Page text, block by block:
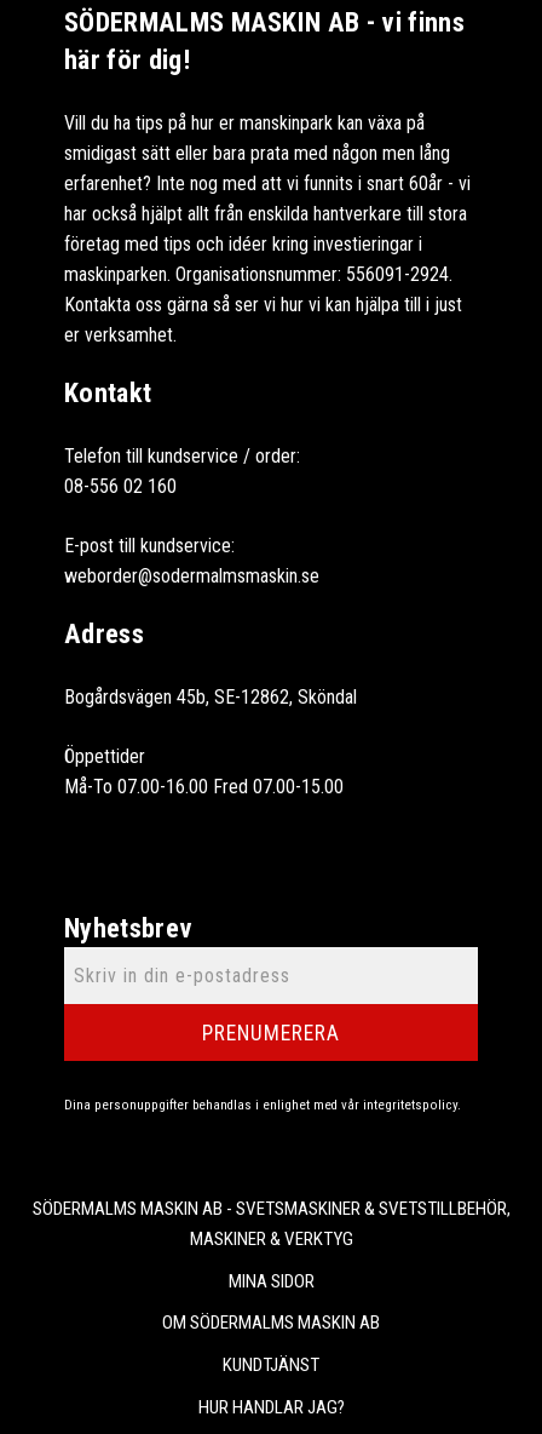
SÖDERMALMS MASKIN AB - vi finns
här för dig!
Vill du ha tips på hur er manskinpark kan växa på
smidigast sätt eller bara prata med någon men lång
erfarenhet? Inte nog med att vi funnits i snart 60år - vi
har också hjälpt allt från enskilda hantverkare till stora
företag med tips och idéer kring investieringar i
maskinparken. Organisationsnummer: 556091-2924.
Kontakta oss gärna så ser vi hur vi kan hjälpa till i just
er verksamhet.
Kontakt
Telefon till kundservice / order:
08-556 02 160
E-post till kundservice:
weborder@sodermalmsmaskin.se
Adress
Bogårdsvägen 45b, SE-12862, Sköndal
Öppettider
Må-To 07.00-16.00 Fred 07.00-15.00
Nyhetsbrev
PRENUMERERA
Dina personuppgifter behandlas i enlighet med vår integritetspolicy.
SÖDERMALMS MASKIN AB - SVETSMASKINER & SVETSTILLBEHÖR,
MASKINER & VERKTYG
MINA SIDOR
OM SÖDERMALMS MASKIN AB
KUNDTJÄNST
HUR HANDLAR JAG?